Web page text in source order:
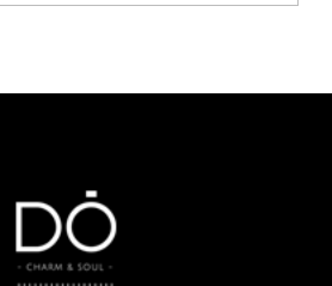
precios:
4.00 €
hasta